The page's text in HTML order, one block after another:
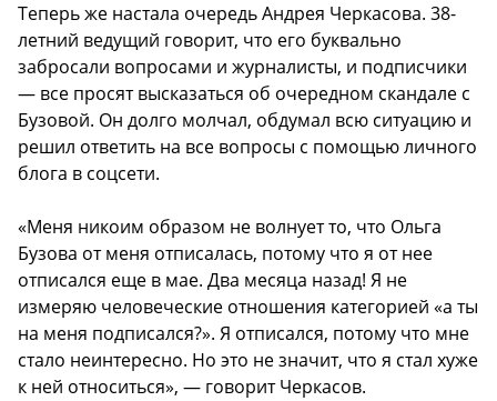
Теперь же настала очередь Андрея Черкасова. 38-
летний ведущий говорит, что его буквально
забросали вопросами и журналисты, и подписчики
— все просят высказаться об очередном скандале с
Бузовой. Он долго молчал, обдумал всю ситуацию и
решил ответить на все вопросы с помощью личного
блога в соцсети.
«Меня никоим образом не волнует то, что Ольга
Бузова от меня отписалась, потому что я от нее
отписался еще в мае. Два месяца назад! Я не
измеряю человеческие отношения категорией «а ты
на меня подписался?». Я отписался, потому что мне
стало неинтересно. Но это не значит, что я стал хуже
к ней относиться», — говорит Черкасов.